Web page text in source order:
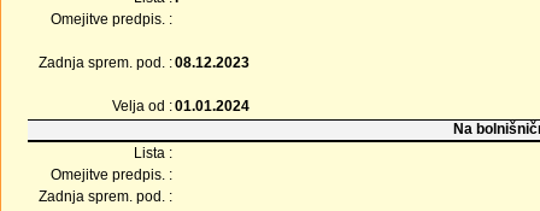
Omejitve predpis. :
Zadnja sprem. pod. :08.12.2023
Velja od :01.01.2024
Na
Lista :
Omejitve predpis. :
Zadnja sprem. pod. :